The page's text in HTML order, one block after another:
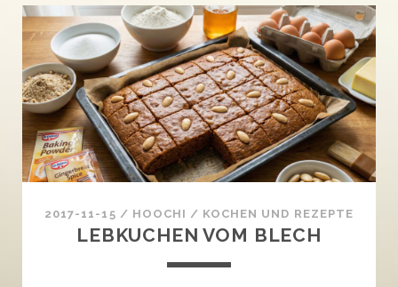
2017-11-15 / HOOCHI / KOCHEN UND REZEPTE
LEBKUCHEN VOM BLECH